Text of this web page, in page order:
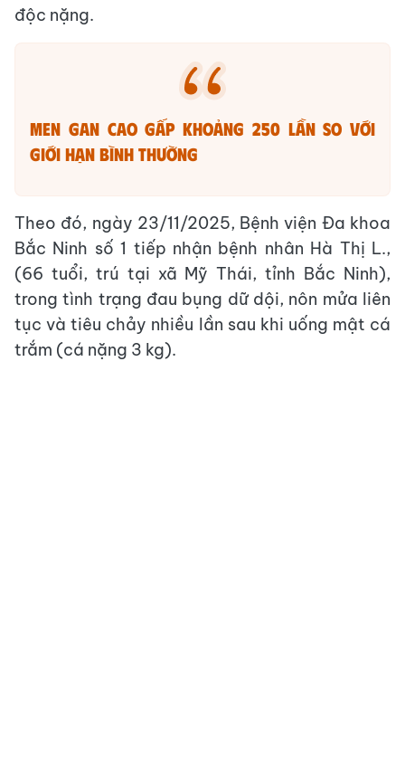
độc nặng.
Men gan cao gấp khoảng 250 lần so với
giới hạn bình thường
Theo đó, ngày 23/11/2025, Bệnh viện Đa khoa
Bắc Ninh số 1 tiếp nhận bệnh nhân Hà Thị L.,
(66 tuổi, trú tại xã Mỹ Thái, tỉnh Bắc Ninh),
trong tình trạng đau bụng dữ dội, nôn mửa liên
tục và tiêu chảy nhiều lần sau khi uống mật cá
trắm (cá nặng 3 kg).